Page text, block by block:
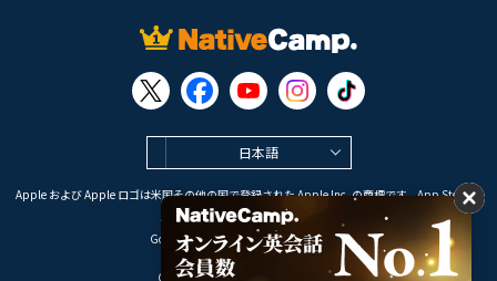
日本語
Apple および Apple ロゴは米国その他の国で登録された Apple Inc. の商標です。App Store は
Apple Inc. のサービスマークです。
Google Play は Google LLC の商標です。
Copyright © 2026 オンライン英会話